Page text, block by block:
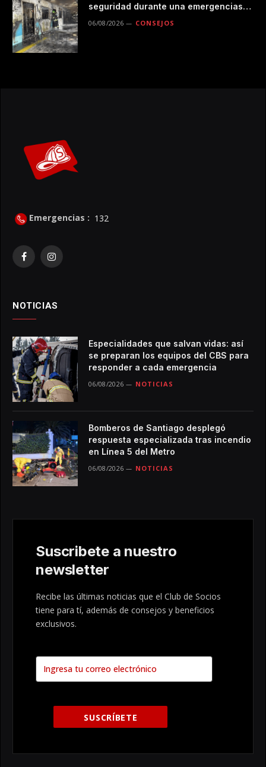
seguridad durante una emergencias
06/08/2026 CONSEJOS
Emergencias : 132
FacebookInstagram
NOTICIAS
Especialidades que salvan vidas: así
se preparan los equipos del CBS para
responder a cada emergencia
06/08/2026 NOTICIAS
Bomberos de Santiago desplegó
respuesta especializada tras incendio
en Línea 5 del Metro
06/08/2026 NOTICIAS
Suscribete a nuestro
newsletter
Recibe las últimas noticias que el Club de Socios
tiene para tí, además de consejos y beneficios
exclusivos.